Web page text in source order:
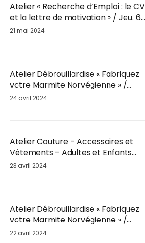
Atelier « Recherche d’Emploi : le CV
et la lettre de motivation » / Jeu. 6
Juin / 14h-16h
21 mai 2024
Atelier Débrouillardise « Fabriquez
votre Marmite Norvégienne » /
Mar. 28 Mai / 18h30
24 avril 2024
Atelier Couture – Accessoires et
Vêtements – Adultes et Enfants
par Fil’Ambule – Sam. 25 Mai / 10h
23 avril 2024
Atelier Débrouillardise « Fabriquez
votre Marmite Norvégienne » /
Sam. 25 Mai / 9h30
22 avril 2024